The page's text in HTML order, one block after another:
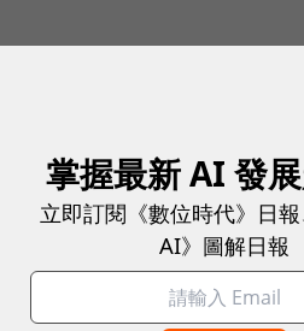
在於「AI 算力的精準化」
深度分析的文本）進行模型
訂閱方案享有什麼服務：
即報名100 MVP，挑戰雙獎肯
掌握最新 AI 發
立即訂閱《數位時代》日
AI》圖解日報